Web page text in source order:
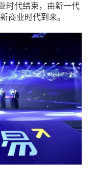
时代结束，由新一代
商业时代到来。